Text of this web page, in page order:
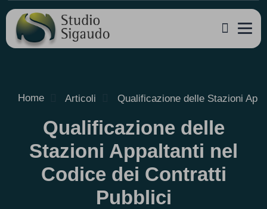
Home Articoli Qualificazione delle Stazioni
Qualificazione delle
Stazioni Appaltanti nel
Codice dei Contratti
Pubblici